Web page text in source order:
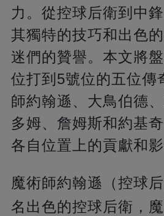
力。從控球后衛到中
其獨特的技巧和出色
迷們的贊譽。本文將
位打到5號位的五位傳
師約翰遜、大鳥伯德
多姆、詹姆斯和約基
各自位置上的貢獻和影
魔術師約翰遜（控球
名出色的控球后衛，